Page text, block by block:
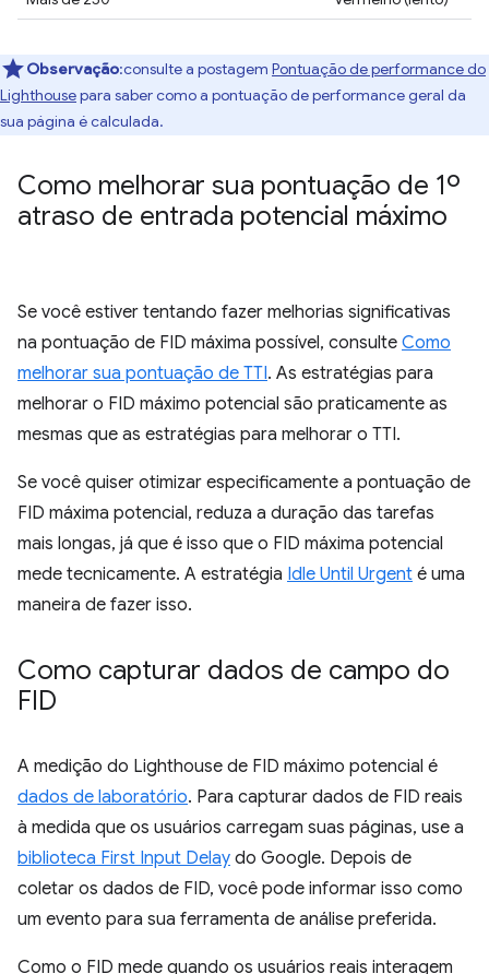
Observação:consulte a postagem Pontuação de performance do
Lighthousepara saber como a pontuação de performance geral da
sua página é calculada.
Como melhorar sua pontuação de 1º
atraso de entrada potencial máximo
Se você estiver tentando fazer melhorias significativas
na pontuação de FID máxima possível, consulte Como
melhorar sua pontuação de TTI. As estratégias para
melhorar o FID máximo potencial são praticamente as
mesmas que as estratégias para melhorar o TTI.
Se você quiser otimizar especificamente a pontuação de
FID máxima potencial, reduza a duração das tarefas
mais longas, já que é isso que o FID máxima potencial
mede tecnicamente. A estratégia Idle Until Urgent é uma
maneira de fazer isso.
Como capturar dados de campo do
FID
A medição do Lighthouse de FID máximo potencial é
dados de laboratório. Para capturar dados de FID reais
à medida que os usuários carregam suas páginas, use a
biblioteca First Input Delay do Google. Depois de
coletar os dados de FID, você pode informar isso como
um evento para sua ferramenta de análise preferida.
Como o FID mede quando os usuários reais interagem